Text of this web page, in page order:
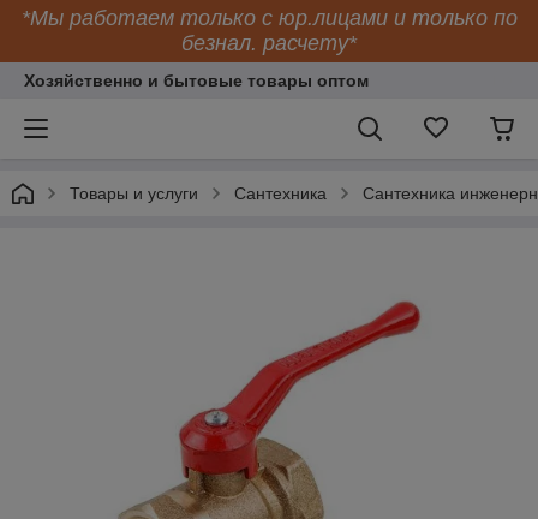
*Мы работаем только с юр.лицами и только по
безнал. расчету*
Хозяйственно и бытовые товары оптом
Товары и услуги Сантехника Сантехника